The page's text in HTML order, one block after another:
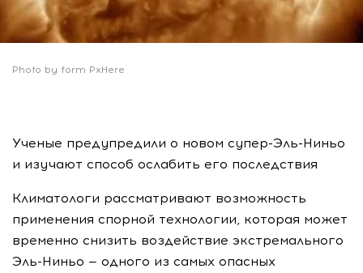
Photo by form PxHere
Ученые предупредили о новом супер-Эль-Ниньо
и изучают способ ослабить его последствия
Климатологи рассматривают возможность
применения спорной технологии, которая может
временно снизить воздействие экстремального
Эль-Ниньо — одного из самых опасных